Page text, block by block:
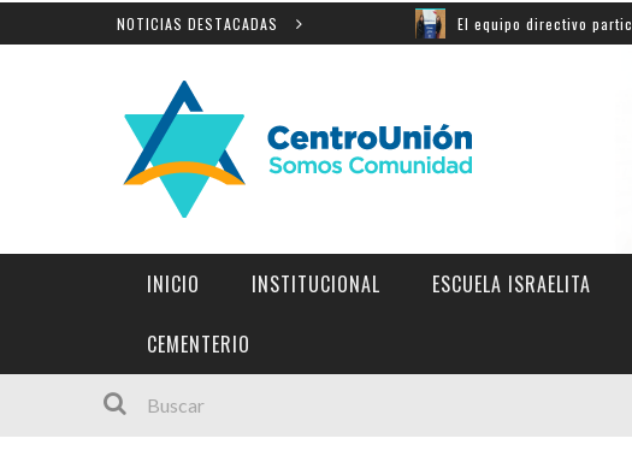
NOTICIAS DESTACADAS
de la Shoá en Yad Vashem El equipo directivo participó de
INICIO INSTITUCIONAL ESCUELA ISRAELITA
CEMENTERIO